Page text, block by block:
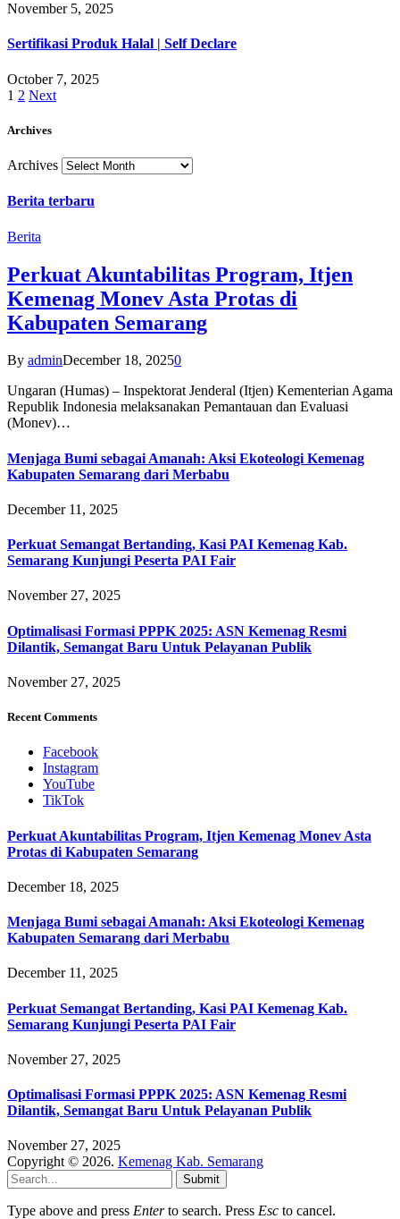
November 5, 2025
Sertifikasi Produk Halal | Self Declare
October 7, 2025
1 2 Next
Archives
Archives
Berita terbaru
Berita
Perkuat Akuntabilitas Program, Itjen
Kemenag Monev Asta Protas di
Kabupaten Semarang
By adminDecember 18, 20250
Ungaran (Humas) – Inspektorat Jenderal (Itjen) Kementerian Agama
Republik Indonesia melaksanakan Pemantauan dan Evaluasi
(Monev)…
Menjaga Bumi sebagai Amanah: Aksi Ekoteologi Kemenag
Kabupaten Semarang dari Merbabu
December 11, 2025
Perkuat Semangat Bertanding, Kasi PAI Kemenag Kab.
Semarang Kunjungi Peserta PAI Fair
November 27, 2025
Optimalisasi Formasi PPPK 2025: ASN Kemenag Resmi
Dilantik, Semangat Baru Untuk Pelayanan Publik
November 27, 2025
Recent Comments
Facebook
Instagram
YouTube
TikTok
Perkuat Akuntabilitas Program, Itjen Kemenag Monev Asta
Protas di Kabupaten Semarang
December 18, 2025
Menjaga Bumi sebagai Amanah: Aksi Ekoteologi Kemenag
Kabupaten Semarang dari Merbabu
December 11, 2025
Perkuat Semangat Bertanding, Kasi PAI Kemenag Kab.
Semarang Kunjungi Peserta PAI Fair
November 27, 2025
Optimalisasi Formasi PPPK 2025: ASN Kemenag Resmi
Dilantik, Semangat Baru Untuk Pelayanan Publik
November 27, 2025
Copyright © 2026. Kemenag Kab. Semarang
Submit
Type above and press Enterto search. Press Esc to cancel.